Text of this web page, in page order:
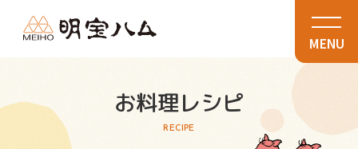
お料理レシピ
RECIPE
MENU